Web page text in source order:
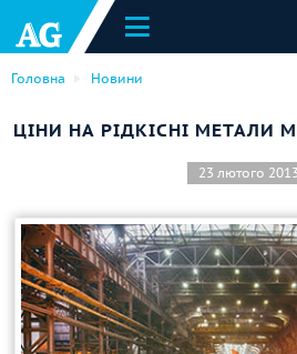
Головна Новини
ЦІНИ НА РІДКІСНІ МЕТАЛИ
23 лютого 2013